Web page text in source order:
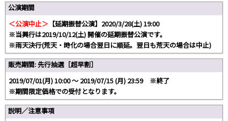
公演期間
＜公演中止＞ 【延期振替公演】2020/3/28(土) 19:00
※当興行は2019/10/12(土) 開催の延期振替公演です。
※雨天決行(荒天・時化の場合翌日に順延。翌日も荒天の場合は中止)
販売期間: 先行抽選［超早割］
2019/07/01(月) 10:00 〜 2019/07/15 (月) 23:59 ※終了
※期間限定価格での受付となります。
説明／注意事項